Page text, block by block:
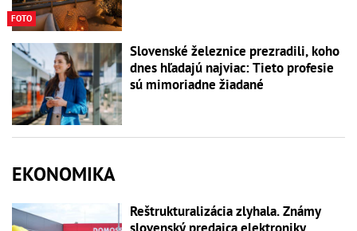
FOTO
Slovenské železnice prezradili, koho
dnes hľadajú najviac: Tieto profesie
sú mimoriadne žiadané
EKONOMIKA
Reštrukturalizácia zlyhala. Známy